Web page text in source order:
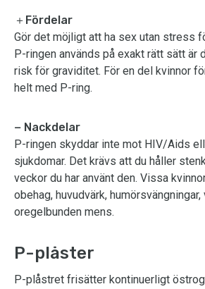
＋Fördelar
Gör det möjligt att ha sex utan stress
P-ringen används på exakt rätt sätt är
risk för graviditet. För en del kvinnor
helt med P-ring.
− Nackdelar
P-ringen skyddar inte mot HIV/Aids
sjukdomar. Det krävs att du håller
veckor du har använt den. Vissa
obehag, huvudvärk,
oregelbunden mens.
P-plåster
P-plåstret frisätter kontinuerligt